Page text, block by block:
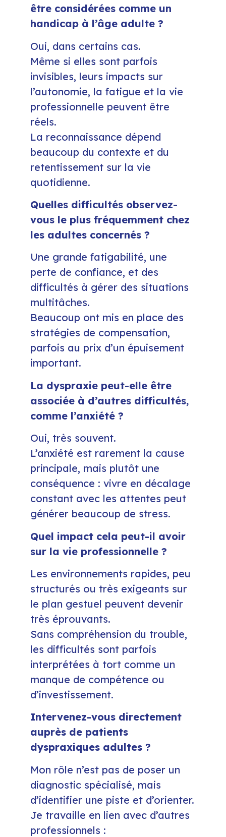
être considérées comme un
handicap à l’âge adulte ?
Oui, dans certains cas.
Même si elles sont parfois
invisibles, leurs impacts sur
l’autonomie, la fatigue et la vie
professionnelle peuvent être
réels.
La reconnaissance dépend
beaucoup du contexte et du
retentissement sur la vie
quotidienne.
Quelles difficultés observez-
vous le plus fréquemment chez
les adultes concernés ?
Une grande fatigabilité, une
perte de confiance, et des
difficultés à gérer des situations
multitâches.
Beaucoup ont mis en place des
stratégies de compensation,
parfois au prix d’un épuisement
important.
La dyspraxie peut-elle être
associée à d’autres difficultés,
comme l’anxiété ?
Oui, très souvent.
L’anxiété est rarement la cause
principale, mais plutôt une
conséquence : vivre en décalage
constant avec les attentes peut
générer beaucoup de stress.
Quel impact cela peut-il avoir
sur la vie professionnelle ?
Les environnements rapides, peu
structurés ou très exigeants sur
le plan gestuel peuvent devenir
très éprouvants.
Sans compréhension du trouble,
les difficultés sont parfois
interprétées à tort comme un
manque de compétence ou
d’investissement.
Intervenez-vous directement
auprès de patients
dyspraxiques adultes ?
Mon rôle n’est pas de poser un
diagnostic spécialisé, mais
d’identifier une piste et d’orienter.
Je travaille en lien avec d’autres
professionnels :